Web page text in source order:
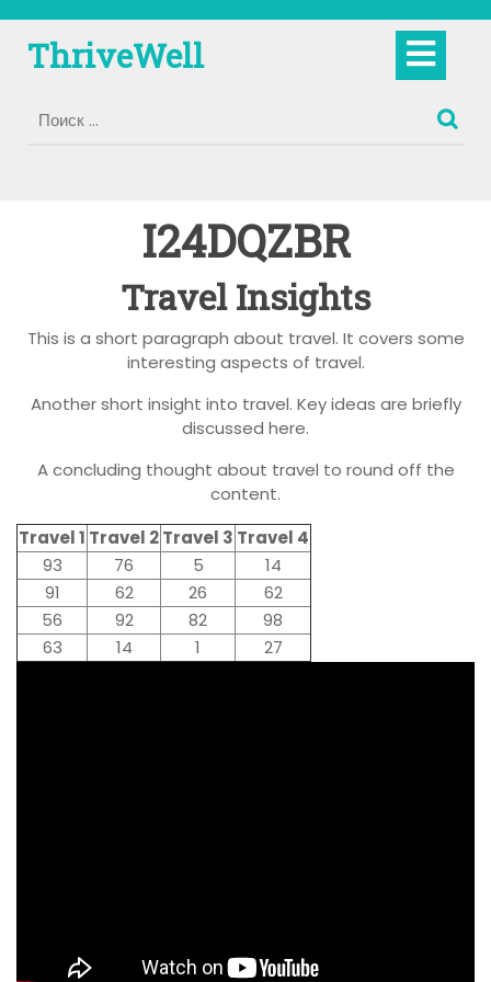
содержимому
ThriveWell
I24DQZBR
Travel Insights
This is a short paragraph about travel. It covers some
interesting aspects of travel.
Another short insight into travel. Key ideas are briefly
discussed here.
A concluding thought about travel to round off the
content.
Travel 1 Travel 2Travel 3 Travel 4
93
76 5
14
91
62 26
62
56
92 82
98
63
14 1 27